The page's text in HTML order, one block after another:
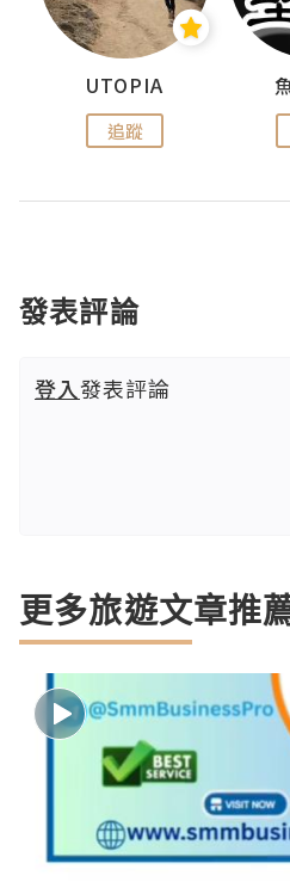
UTOPIA
追蹤
發表評論
登入發表評論
更多旅遊文章推